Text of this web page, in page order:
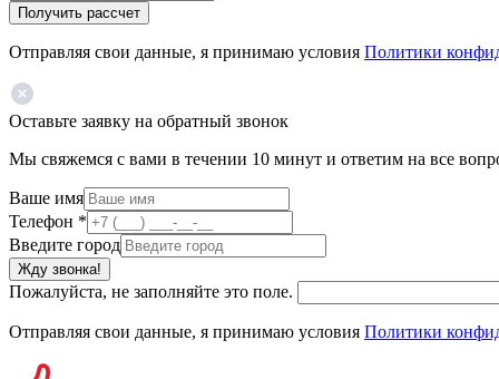
Получить рассчет
Отправляя свои данные, я принимаю условия Политики
Оставьте заявку на обратный звонок
Мы свяжемся с вами в течении 10 минут и ответим на все
Ваше имя
Телефон *
Введите город
Жду звонка!
Пожалуйста, не заполняйте это поле.
Отправляя свои данные, я принимаю условия Политики